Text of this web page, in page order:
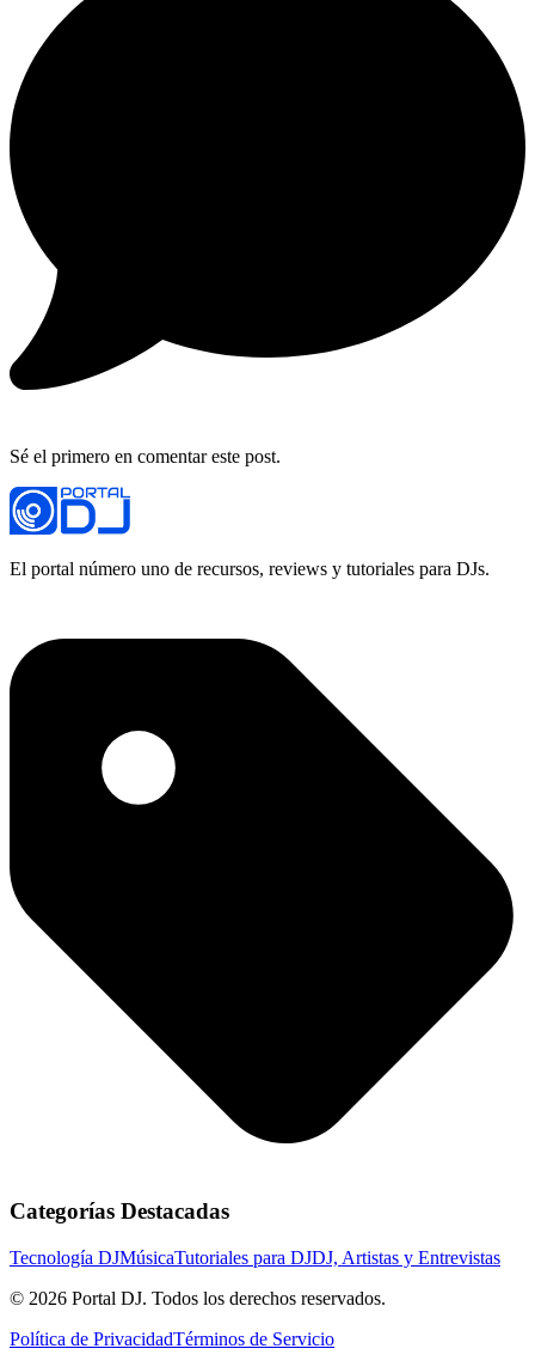
Sé el primero en comentar este post.
El portal número uno de recursos, reviews y tutoriales para DJs.
Categorías Destacadas
Tecnología DJMúsicaTutoriales para DJDJ, Artistas y Entrevistas
© 2026 Portal DJ. Todos los derechos reservados.
Política de PrivacidadTérminos de Servicio